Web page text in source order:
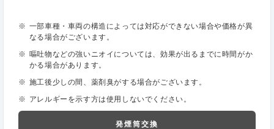
一部車種・車両の構造によっては対応ができない場合や価格が異
なる場合がございます。
嘔吐物などの強いニオイについては、効果が出るまでに時間がか
かる場合があります。
施工後少しの間、薬剤臭がする場合がございます。
アレルギーを示す方は使用しないでください。
発煙筒交換